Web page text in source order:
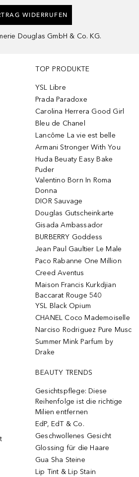
WIDERRUFEN
Douglas GmbH & Co. KG.
TOP PRODUKTE
YSL Libre
Prada Paradoxe
Carolina Herrera Good Girl
Bleu de Chanel
Lancôme La vie est belle
Armani Stronger With You
Huda Beuaty Easy Bake
Puder
Valentino Born In Roma
Donna
DIOR Sauvage
Douglas Gutscheinkarte
Gisada Ambassador
BURBERRY Goddess
Jean Paul Gaultier Le Male
Paco Rabanne One Million
Creed Aventus
Maison Francis Kurkdjian
Baccarat Rouge 540
YSL Black Opium
CHANEL Coco Mademoiselle
Narciso Rodriguez Pure Musc
Summer Mink Parfum by
Drake
BEAUTY TRENDS
Gesichtspflege: Diese
Reihenfolge ist die richtige
Milien entfernen
EdP, EdT & Co.
Geschwollenes Gesicht
Glossing für die Haare
Gua Sha Steine
Lip Tint & Lip Stain